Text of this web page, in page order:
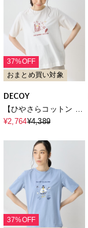
37%OFF
おまとめ買い対象
DECOY
【ひやさらコットン ト
ムさんコラボ】コイく
100％・接触冷感・UV
カット】
¥2,764¥4,389
37%OFF